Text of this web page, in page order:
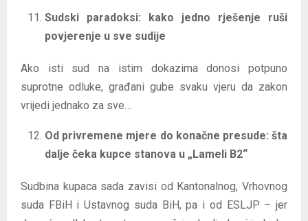
Sudski paradoksi: kako jedno rješenje ruši
povjerenje u sve sudije
Ako isti sud na istim dokazima donosi potpuno
suprotne odluke, građani gube svaku vjeru da zakon
vrijedi jednako za sve…
Od privremene mjere do konačne presude: šta
dalje čeka kupce stanova u „Lameli B2“
Sudbina kupaca sada zavisi od Kantonalnog, Vrhovnog
suda FBiH i Ustavnog suda BiH, pa i od ESLJP – jer